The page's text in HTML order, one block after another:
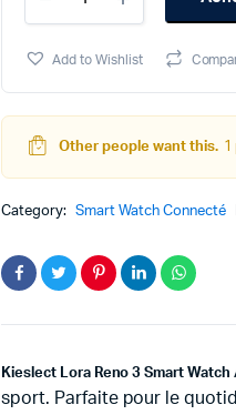
Reno
Smart
Add to Wishlist
Other people want this. 1
Category: Smart Watch Connecté
Kieslect Lora Reno 3 Smart Watch
sport. Parfaite pour le